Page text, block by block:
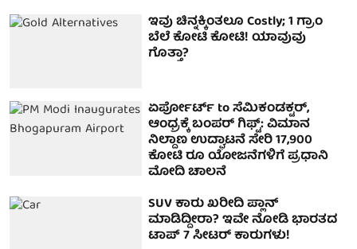
ಇವು ಚಿನ್ನಕ್ಕಿಂತಲೂ Costly; 1 ಗ್ರಾಂ
ಬೆಲೆ ಕೋಟಿ ಕೋಟಿ! ಯಾವುವು
ಗೊತ್ತಾ?
ಏರ್ಪೋರ್ಟ್ to ಸೆಮಿಕಂಡಕ್ಟರ್‌,
ಆಂಧ್ರಕ್ಕೆ ಬಂಪರ್ ಗಿಫ್ಟ್: ವಿಮಾನ
ನಿಲ್ದಾಣ ಉದ್ಘಾಟನೆ ಸೇರಿ 17,900
ಕೋಟಿ ರೂ ಯೋಜನೆಗಳಿಗೆ ಪ್ರಧಾನಿ
ಮೋದಿ ಚಾಲನೆ
SUV ಕಾರು ಖರೀದಿ ಪ್ಲಾನ್
ಮಾಡಿದ್ದೀರಾ? ಇವೇ ನೋಡಿ ಭಾರತದ
ಟಾಪ್ 7 ಸೀಟರ್ ಕಾರುಗಳು!